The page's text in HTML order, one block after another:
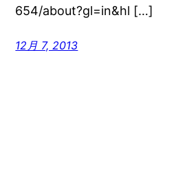
654/about?gl=in&hl […]
12月 7, 2013